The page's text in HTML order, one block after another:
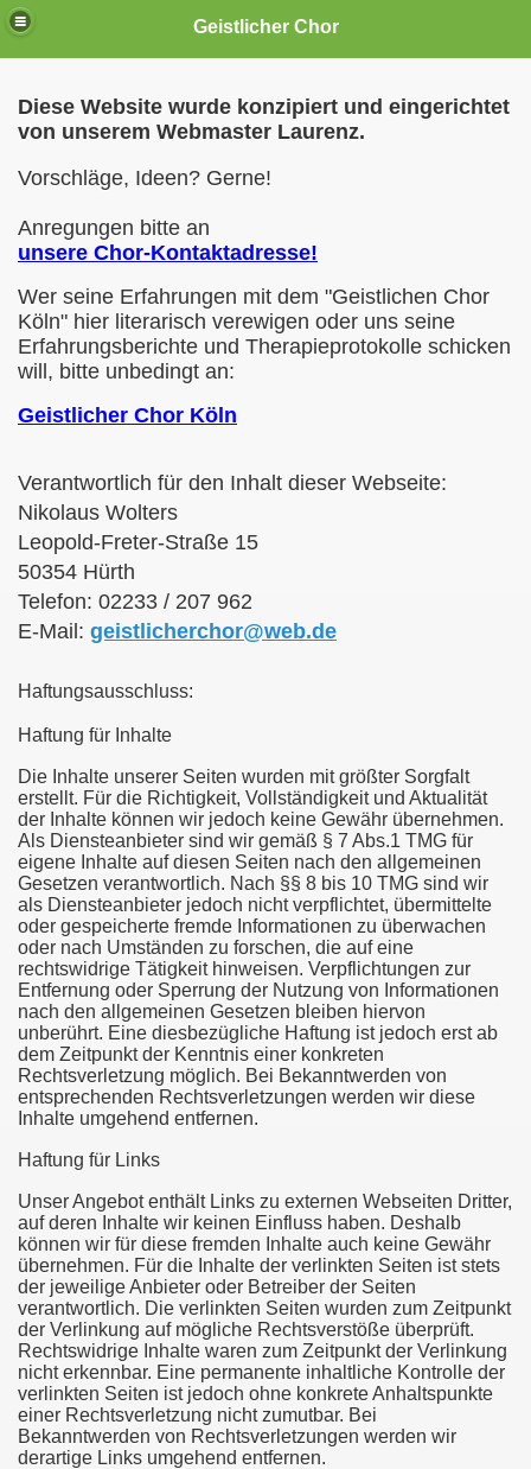
Geistlicher Chor
Diese Website wurde konzipiert und eingerichtet
von unserem Webmaster Laurenz.
Vorschläge, Ideen? Gerne!
Anregungen bitte an
unsere Chor-Kontaktadresse!
Wer seine Erfahrungen mit dem "Geistlichen Chor
Köln" hier literarisch verewigen oder uns seine
Erfahrungsberichte und Therapieprotokolle schicken
will, bitte unbedingt an:
Geistlicher Chor Köln
Verantwortlich für den Inhalt dieser Webseite:
Nikolaus Wolters
Leopold-Freter-Straße 15
50354 Hürth
Telefon: 02233 / 207 962
E-Mail: geistlicherchor@web.de
Haftungsausschluss:
Haftung für Inhalte
Die Inhalte unserer Seiten wurden mit größter Sorgfalt
erstellt. Für die Richtigkeit, Vollständigkeit und Aktualität
der Inhalte können wir jedoch keine Gewähr übernehmen.
Als Diensteanbieter sind wir gemäß § 7 Abs.1 TMG für
eigene Inhalte auf diesen Seiten nach den allgemeinen
Gesetzen verantwortlich. Nach §§ 8 bis 10 TMG sind wir
als Diensteanbieter jedoch nicht verpflichtet, übermittelte
oder gespeicherte fremde Informationen zu überwachen
oder nach Umständen zu forschen, die auf eine
rechtswidrige Tätigkeit hinweisen. Verpflichtungen zur
Entfernung oder Sperrung der Nutzung von Informationen
nach den allgemeinen Gesetzen bleiben hiervon
unberührt. Eine diesbezügliche Haftung ist jedoch erst ab
dem Zeitpunkt der Kenntnis einer konkreten
Rechtsverletzung möglich. Bei Bekanntwerden von
entsprechenden Rechtsverletzungen werden wir diese
Inhalte umgehend entfernen.
Haftung für Links
Unser Angebot enthält Links zu externen Webseiten Dritter,
auf deren Inhalte wir keinen Einfluss haben. Deshalb
können wir für diese fremden Inhalte auch keine Gewähr
übernehmen. Für die Inhalte der verlinkten Seiten ist stets
der jeweilige Anbieter oder Betreiber der Seiten
verantwortlich. Die verlinkten Seiten wurden zum Zeitpunkt
der Verlinkung auf mögliche Rechtsverstöße überprüft.
Rechtswidrige Inhalte waren zum Zeitpunkt der Verlinkung
nicht erkennbar. Eine permanente inhaltliche Kontrolle der
verlinkten Seiten ist jedoch ohne konkrete Anhaltspunkte
einer Rechtsverletzung nicht zumutbar. Bei
Bekanntwerden von Rechtsverletzungen werden wir
derartige Links umgehend entfernen.